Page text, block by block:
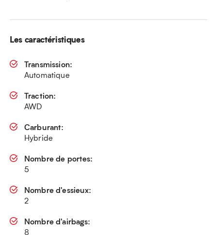
Les caractéristiques
Transmission:
Automatique
Traction:
AWD
Carburant:
Hybride
Nombre de portes:
5
Nombre d'essieux:
2
Nombre d'airbags:
8